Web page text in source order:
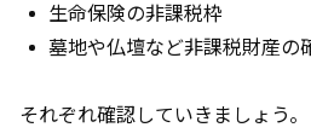
生命保険の非課税枠
墓地や仏壇など非課税財産の
それぞれ確認していきましょう。